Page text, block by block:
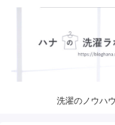
洗濯のノウハ